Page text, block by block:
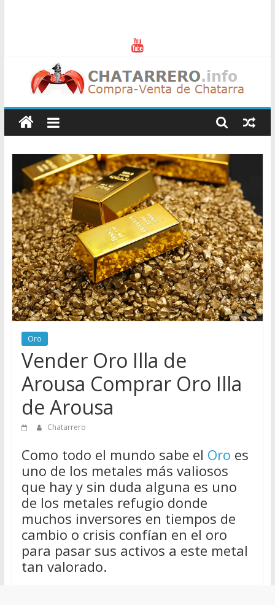
Chatarreros
–
Precio
de
Chatarra
Directorio
de
Chatarreros
para
vender
Chatarra
Oro
Vender Oro Illa de
Arousa Comprar Oro Illa
de Arousa
Chatarrero
Como todo el mundo sabe el Oro es
uno de los metales más valiosos
que hay y sin duda alguna es uno
de los metales refugio donde
muchos inversores en tiempos de
cambio o crisis confían en el oro
para pasar sus activos a este metal
tan valorado.